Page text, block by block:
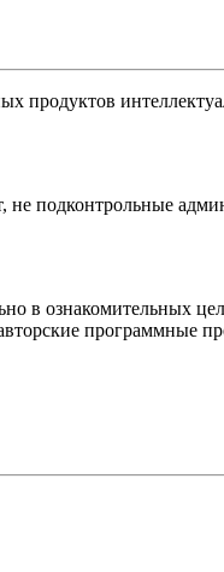
не подконтрольные
в ознакомительных
программные